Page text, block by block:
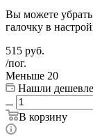
Вы можете
галочку в
515 руб.
/пог.
Меньше 20
Нашли
В корзину